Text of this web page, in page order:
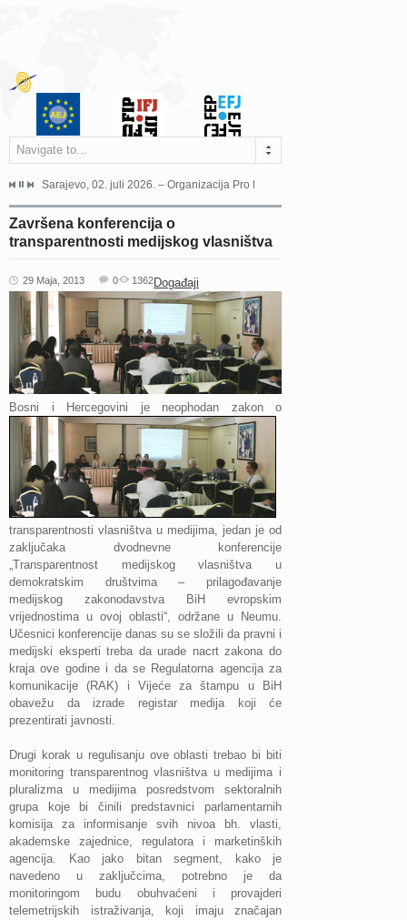
Navigate to...
Grada Sarajeva povodom Dana Sarajeva dugogodišnjoj...
Sarajevo, 02. juli 2026. – Organizacija Pro Educa juče je uspješno
Završena konferencija o
transparentnosti medijskog vlasništva
29 Maja, 2013 Događaji
0 1362
Bosni i Hercegovini je neophodan zakon o
transparentnosti vlasništva u medijima, jedan je od
zaključaka dvodnevne konferencije
„Transparentnost medijskog vlasništva u
demokratskim društvima – prilagođavanje
medijskog zakonodavstva BiH evropskim
vrijednostima u ovoj oblasti“, održane u Neumu.
Učesnici konferencije danas su se složili da pravni i
medijski eksperti treba da urade nacrt zakona do
kraja ove godine i da se Regulatorna agencija za
komunikacije (RAK) i Vijeće za štampu u BiH
obavežu da izrade registar medija koji će
prezentirati javnosti.
Drugi korak u regulisanju ove oblasti trebao bi biti
monitoring transparentnog vlasništva u medijima i
pluralizma u medijima posredstvom sektoralnih
grupa koje bi činili predstavnici parlamentarnih
komisija za informisanje svih nivoa bh. vlasti,
akademske zajednice, regulatora i marketinških
agencija. Kao jako bitan segment, kako je
navedeno u zaključcima, potrebno je da
monitoringom budu obuhvaćeni i provajderi
telemetrijskih istraživanja, koji imaju značajan